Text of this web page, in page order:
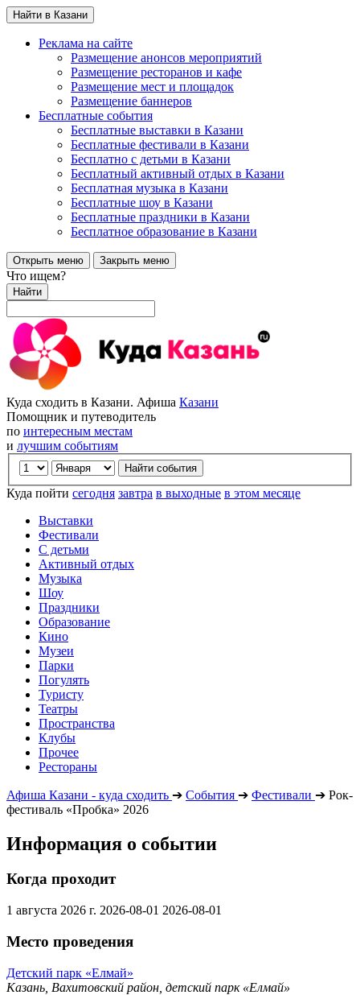
Найти в Казани
Реклама на сайте
Размещение анонсов мероприятий
Размещение ресторанов и кафе
Размещение мест и площадок
Размещение баннеров
Бесплатные события
Бесплатные выставки в Казани
Бесплатные фестивали в Казани
Бесплатно с детьми в Казани
Бесплатный активный отдых в Казани
Бесплатная музыка в Казани
Бесплатные шоу в Казани
Бесплатные праздники в Казани
Бесплатное образование в Казани
Открыть меню Закрыть меню
Что ищем?
Найти
Куда сходить в Казани. Афиша Казани
Помощник и путеводитель
по интересным местам
и лучшим событиям
Куда пойти сегодня завтра в выходные в этом месяце
Выставки
Фестивали
С детьми
Активный отдых
Музыка
Шоу
Праздники
Образование
Кино
Музеи
Парки
Погулять
Туристу
Театры
Пространства
Клубы
Прочее
Рестораны
Афиша Казани - куда сходить ➔ События ➔ Фестивали ➔ Рок-
фестиваль «Пробка» 2026
Информация о событии
Когда проходит
1 августа 2026 г. 2026-08-01 2026-08-01
Место проведения
Детский парк «Елмай»
Казань, Вахитовский район, детский парк «Елмай»